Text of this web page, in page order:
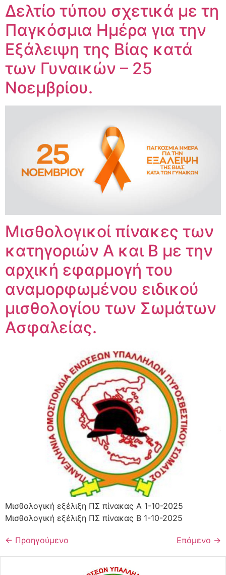
Δελτίο τύπου σχετικά με τη
Παγκόσμια Ημέρα για την
Εξάλειψη της Βίας κατά
των Γυναικών – 25
Νοεμβρίου.
Μισθολογικοί πίνακες των
κατηγοριών Α και Β με την
αρχική εφαρμογή του
αναμορφωμένου ειδικού
μισθολογίου των Σωμάτων
Ασφαλείας.
Μισθολογική εξέλιξη ΠΣ πίνακας Α 1-10-2025
Μισθολογική εξέλιξη ΠΣ πίνακας Β 1-10-2025
← Προηγούμενο Επόμενο →